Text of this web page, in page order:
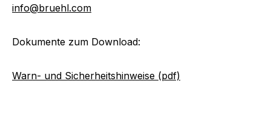
info@bruehl.com
Dokumente zum Download:
Warn- und Sicherheitshinweise (pdf)